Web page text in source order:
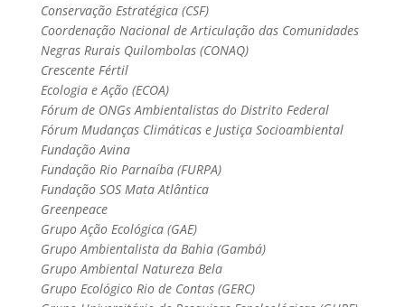
Conservação Estratégica (CSF)
Coordenação Nacional de Articulação das Comunidades
Negras Rurais Quilombolas (CONAQ)
Crescente Fértil
Ecologia e Ação (ECOA)
Fórum de ONGs Ambientalistas do Distrito Federal
Fórum Mudanças Climáticas e Justiça Socioambiental
Fundação Avina
Fundação Rio Parnaíba (FURPA)
Fundação SOS Mata Atlântica
Greenpeace
Grupo Ação Ecológica (GAE)
Grupo Ambientalista da Bahia (Gambá)
Grupo Ambiental Natureza Bela
Grupo Ecológico Rio de Contas (GERC)